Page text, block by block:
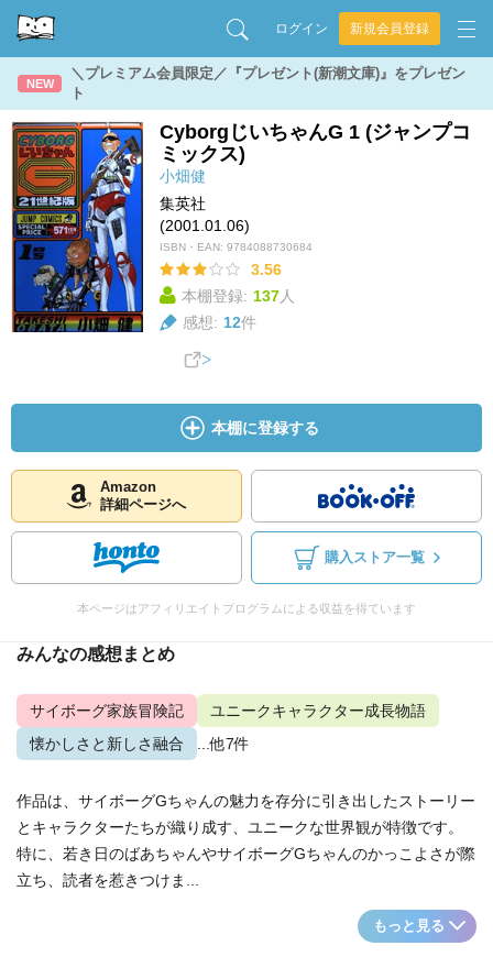
ログイン 新規会員登録
NEW
＼プレミアム会員限定／『プレゼント(新潮文庫)』をプレゼン
ト
CyborgじいちゃんG 1 (ジャンプコ
ミックス)
小畑健
集英社
(2001.01.06)
ISBN・EAN: 9784088730684
3.56
本棚登録: 137人
感想: 12件
本棚に登録する
Amazon
詳細ページへ
購入ストア一覧
本ページはアフィリエイトプログラムによる収益を得ています
みんなの感想まとめ
サイボーグ家族冒険記
ユニークキャラクター成長物語
懐かしさと新しさ融合
...他7件
作品は、サイボーグGちゃんの魅力を存分に引き出したストーリー
とキャラクターたちが織り成す、ユニークな世界観が特徴です。
特に、若き日のばあちゃんやサイボーグGちゃんのかっこよさが際
立ち、読者を惹きつけま...
もっと見る